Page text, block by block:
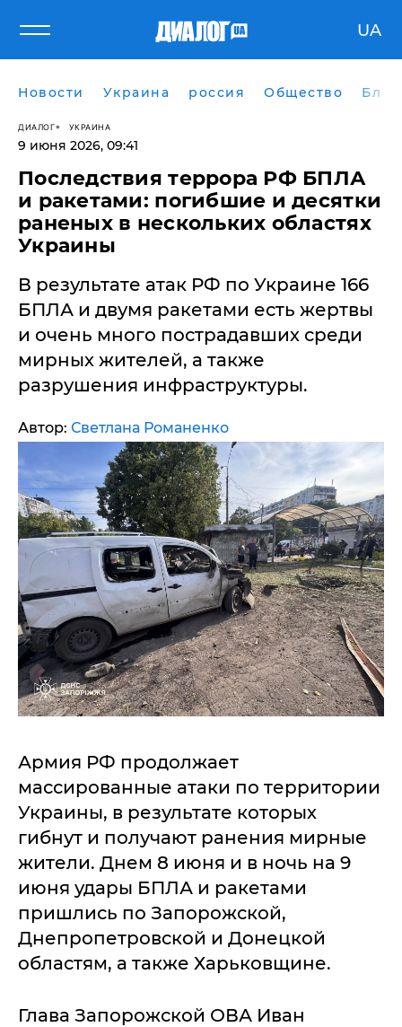
UA
Новости Украина россия Общество
ДИАЛОГ УКРАИНА
9 июня 2026, 09:41
Последствия террора РФ БПЛА
и ракетами: погибшие и десятки
раненых в нескольких областях
Украины
В результате атак РФ по Украине 166
БПЛА и двумя ракетами есть жертвы
и очень много пострадавших среди
мирных жителей, а также
разрушения инфраструктуры.
Автор: Светлана Романенко
Армия РФ продолжает
массированные атаки по территории
Украины, в результате которых
гибнут и получают ранения мирные
жители. Днем 8 июня и в ночь на 9
июня удары БПЛА и ракетами
пришлись по Запорожской,
Днепропетровской и Донецкой
областям, а также Харьковщине.
Глава Запорожской ОВА Иван